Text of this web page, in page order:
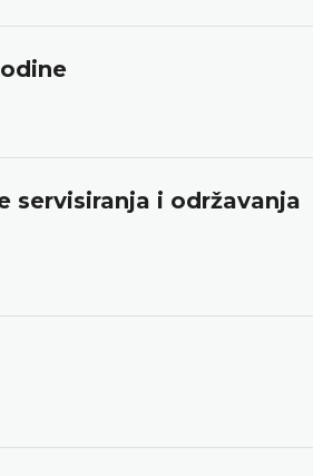
servisiranja i održavanja